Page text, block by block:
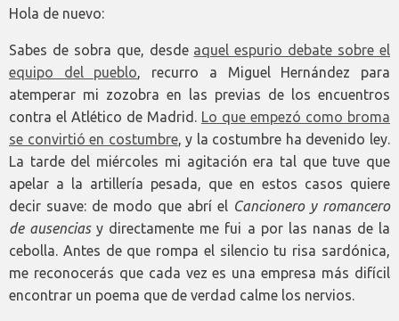
Hola de nuevo:
Sabes de sobra que, desde aquel espurio debate sobre el
equipo del pueblo, recurro a Miguel Hernández para
atemperar mi zozobra en las previas de los encuentros
contra el Atlético de Madrid. Lo que empezó como broma
se convirtió en costumbre, y la costumbre ha devenido ley.
La tarde del miércoles mi agitación era tal que tuve que
apelar a la artillería pesada, que en estos casos quiere
decir suave: de modo que abrí el Cancionero y romancero
de ausenciasy directamente me fui a por las nanas de la
cebolla. Antes de que rompa el silencio tu risa sardónica,
me reconocerás que cada vez es una empresa más difícil
encontrar un poema que de verdad calme los nervios.